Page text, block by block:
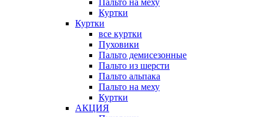
Пальто на меху
Куртки
Куртки
все куртки
Пуховики
Пальто демисезонные
Пальто из шерсти
Пальто альпака
Пальто на меху
Куртки
АКЦИЯ